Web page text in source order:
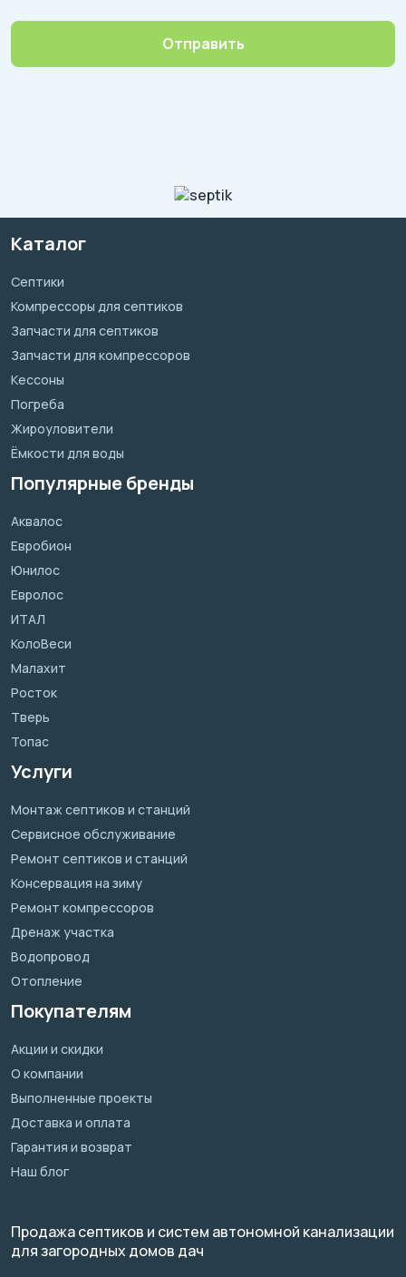
Отправить
Каталог
Септики
Компрессоры для септиков
Запчасти для септиков
Запчасти для компрессоров
Кессоны
Погреба
Жироуловители
Ёмкости для воды
Популярные бренды
Аквалос
Евробион
Юнилос
Евролос
ИТАЛ
КолоВеси
Малахит
Росток
Тверь
Топас
Услуги
Монтаж септиков и станций
Сервисное обслуживание
Ремонт септиков и станций
Консервация на зиму
Ремонт компрессоров
Дренаж участка
Водопровод
Отопление
Покупателям
Акции и скидки
О компании
Выполненные проекты
Доставка и оплата
Гарантия и возврат
Наш блог
Продажа септиков и систем автономной канализации
для загородных домов дач